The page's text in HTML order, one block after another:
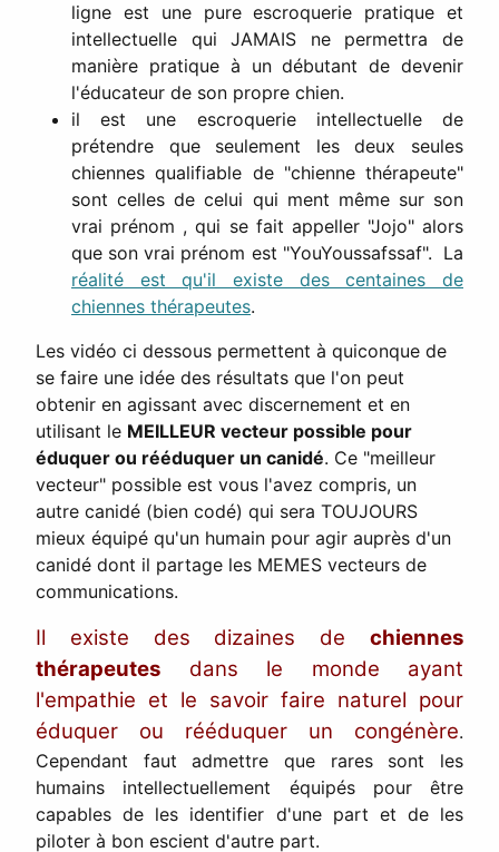
ligne est une pure escroquerie pratique et
intellectuelle qui JAMAIS ne permettra de
manière pratique à un débutant de devenir
l'éducateur de son propre chien.
il est une escroquerie intellectuelle de
prétendre que seulement les deux seules
chiennes qualifiable de "chienne thérapeute"
sont celles de celui qui ment même sur son
vrai prénom , qui se fait appeller "Jojo" alors
que son vrai prénom est "YouYoussafssaf". La
réalité est qu'il existe des centaines de
chiennes thérapeutes.
Les vidéo ci dessous permettent à quiconque de
se faire une idée des résultats que l'on peut
obtenir en agissant avec discernement et en
utilisant le MEILLEUR vecteur possible pour
éduquer ou rééduquer un canidé. Ce "meilleur
vecteur" possible est vous l'avez compris, un
autre canidé (bien codé) qui sera TOUJOURS
mieux équipé qu'un humain pour agir auprès d'un
canidé dont il partage les MEMES vecteurs de
communications.
Il existe des dizaines de chiennes
thérapeutes dans le monde ayant
l'empathie et le savoir faire naturel pour
éduquer ou rééduquer un congénère.
Cependant faut admettre que rares sont les
humains intellectuellement équipés pour être
capables de les identifier d'une part et de les
piloter à bon escient d'autre part.